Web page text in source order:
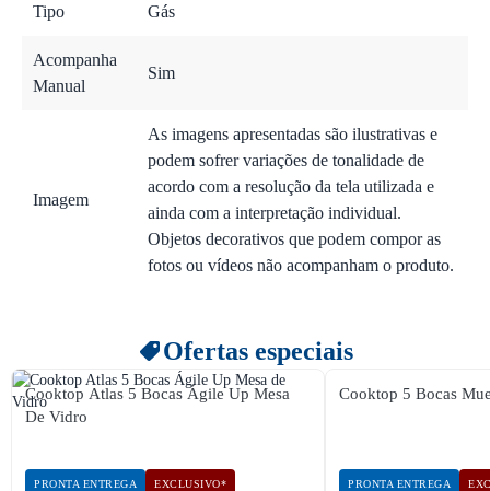
Tipo Gás
Acompanha
Manual
Sim
Imagem
As imagens apresentadas são ilustrativas e
podem sofrer variações de tonalidade de
acordo com a resolução da tela utilizada e
ainda com a interpretação individual.
Objetos decorativos que podem compor as
fotos ou vídeos não acompanham o produto.
Ofertas especiais
Cooktop Atlas 5 Bocas Ágile Up Mesa
De Vidro
PRONTA ENTREGA EXCLUSIVO*
Cooktop 5 Bocas
PRONTA ENTREGA